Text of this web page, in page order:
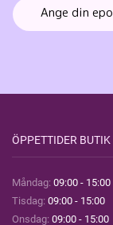
ÖPPETTIDER BUTIK
Måndag: 09:00 - 15:00
Tisdag: 09:00 - 15:00
Onsdag: 09:00 - 15:00